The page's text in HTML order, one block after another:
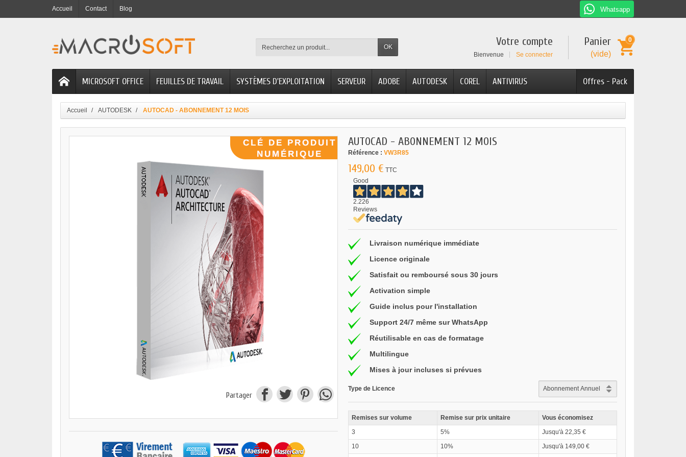
Accueil Contact Blog Whatsapp
OK Panier
(vide)
0
Votre compte
Bienvenue Se connecter
Offres - Pack
MICROSOFT OFFICE FEUILLES DE TRAVAIL SYSTÈMES D'EXPLOITATION SERVEUR ADOBE AUTODESK COREL ANTIVIRUS
Accueil AUTODESK AUTOCAD - ABONNEMENT 12 MOIS
Partager
AUTOCAD - ABONNEMENT 12 MOIS
Référence : VW3R85
149,00 € TTC
Good
2.226
Reviews
Livraison numérique immédiate
Licence originale
Satisfait ou remboursé sous 30 jours
Activation simple
Guide inclus pour l'installation
Support 24/7 même sur WhatsApp
Réutilisable en cas de formatage
Multilingue
Mises à jour incluses si prévues
Type de Licence
Remises sur volume Remise sur prix unitaire
Vous économisez
3
5%
Jusqu'à 22,35 €
10
10%
Jusqu'à 149,00 €